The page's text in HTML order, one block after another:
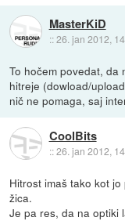
MasterKiD
::26. jan 2012,
To hočem povedat, da
hitreje (dowload/
nič ne pomaga, saj
CoolBits
::26. jan 2012,
Hitrost imaš tako kot
žica.
Je pa res, da na optiki